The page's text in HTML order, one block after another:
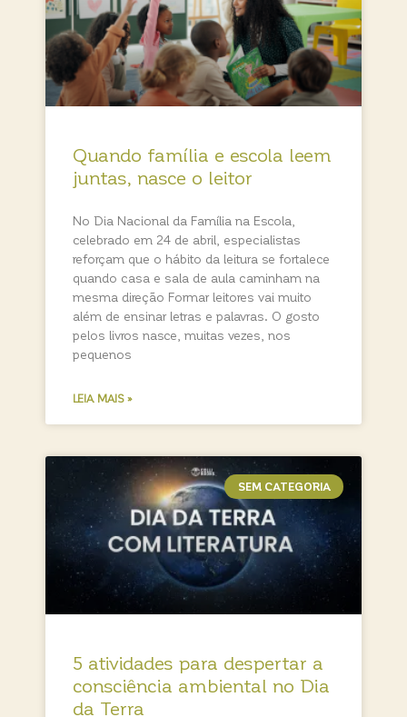
Quando família e escola leem
juntas, nasce o leitor
No Dia Nacional da Família na Escola,
celebrado em 24 de abril, especialistas
reforçam que o hábito da leitura se fortalece
quando casa e sala de aula caminham na
mesma direção Formar leitores vai muito
além de ensinar letras e palavras. O gosto
pelos livros nasce, muitas vezes, nos
pequenos
LEIA MAIS »
SEM CATEGORIA
5 atividades para despertar a
consciência ambiental no Dia
da Terra